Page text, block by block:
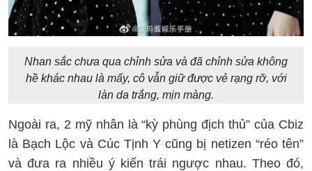
Nhan sắc chưa qua chỉnh sửa và đã chỉnh sửa không
hề khác nhau là mấy, cô vẫn giữ được vẻ rạng rỡ, với
làn da trắng, mịn màng.
Ngoài ra, 2 mỹ nhân là “kỳ phùng địch thủ” của Cbiz
là Bạch Lộc và Cúc Tịnh Y cũng bị netizen “réo tên”
và đưa ra nhiều ý kiến trái ngược nhau. Theo đó,